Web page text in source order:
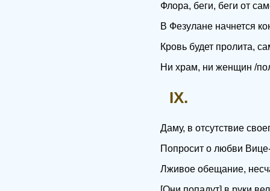
Флора, беги, беги от
В Фезулане начнется
Кровь будет пролита,
Ни храм, ни женщин /
IX.
Даму, в отсутствие
Попросит о любви
Лживое обещание,